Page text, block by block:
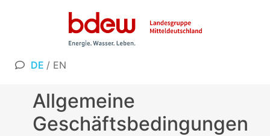
DE / EN
Allgemeine
Geschäftsbedingungen